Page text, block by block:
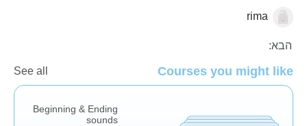
קריאה הבנת הנקראrima
הבא:
Courses you might like
See all
Beginning & Ending
sounds